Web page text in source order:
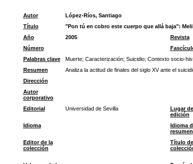
Autor
López-Ríos, Santiago
Título
"Pon tú en cobro este cuerpo que allá baja":
Año
2005 Revista
Número
Palabras clave
Muerte; Caracterización; Suicidio; Contexto socio-
Resumen
Analiza la actitud de finales del siglo XV ante el
Dirección
Autor
corporativo
Editorial Universidad de Sevilla
Lugar de
edición
Idioma
Idioma
resumen
Editor de la
colección
Título